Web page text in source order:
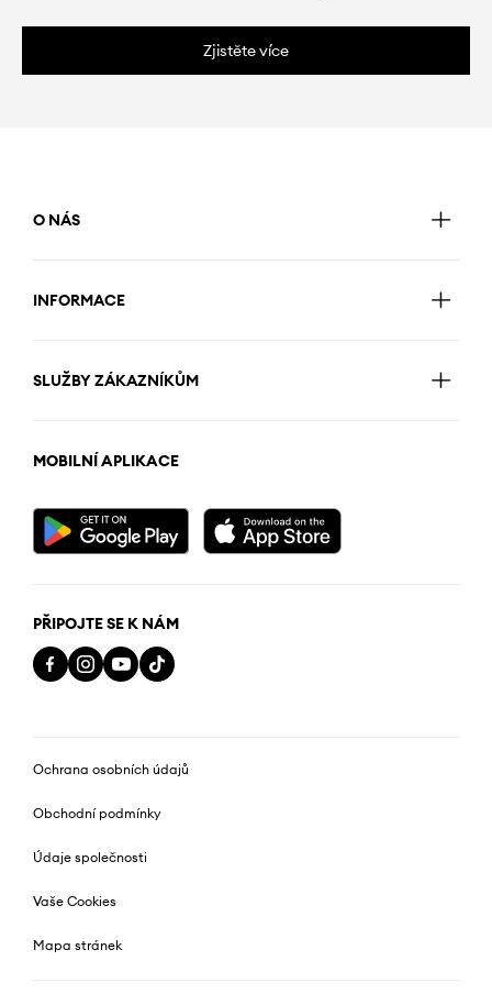
Zjistěte více
O NÁS
INFORMACE
SLUŽBY ZÁKAZNÍKŮM
MOBILNÍ APLIKACE
PŘIPOJTE SE K NÁM
Ochrana osobních údajů
Obchodní podmínky
Údaje společnosti
Vaše Cookies
Mapa stránek